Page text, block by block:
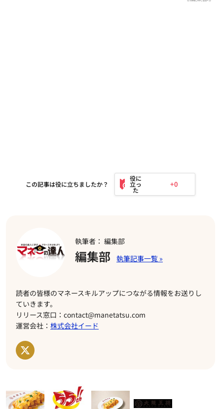
この記事は役に立ちましたか？ +0
執筆者： 編集部
編集部
読者の皆様のマネースキルアップにつながる情報をお送りし
ていきます。
リリース窓口：contact@manetatsu.com
運営会社： 株式会社イード